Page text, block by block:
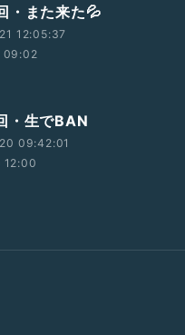
・また来た💦
12:05:37
09:02
・生でBAN
09:42:01
12:00